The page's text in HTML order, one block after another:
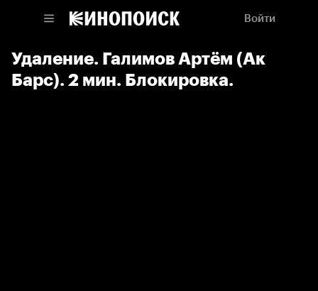
Войти
Удаление. Галимов Артём (Ак
Барс). 2 мин. Блокировка.